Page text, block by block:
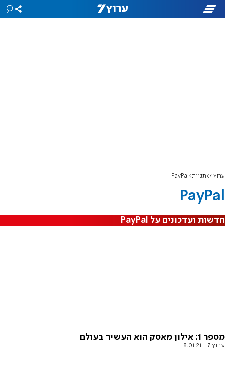
ערוץ 7 תגיות PayPal
PayPal
חדשות ועדכונים על PayPal
מספר 1: אילון מאסק הוא העשיר בעולם
ערוץ 7 8.01.21